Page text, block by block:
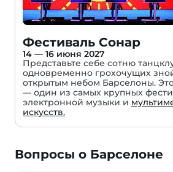
Фестиваль Сонар
14 — 16 июня 2027
Представьте себе сотню
одновременно грохочущих
открытым небом Барселоны.
— один из самых крупных
электронной музыки и
искусств.
Вопросы о Барселоне